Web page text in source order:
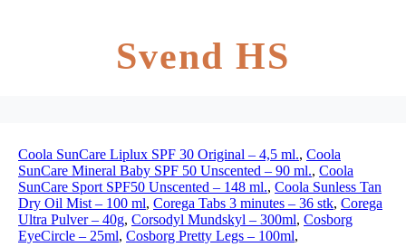
Svend HS
Coola SunCare Liplux SPF 30 Original – 4,5 ml., Coola
SunCare Mineral Baby SPF 50 Unscented – 90 ml., Coola
SunCare Sport SPF50 Unscented – 148 ml., Coola Sunless Tan
Dry Oil Mist – 100 ml, Corega Tabs 3 minutes – 36 stk, Corega
Ultra Pulver – 40g, Corsodyl Mundskyl – 300ml, Cosborg
EyeCircle – 25ml, Cosborg Pretty Legs – 100ml,